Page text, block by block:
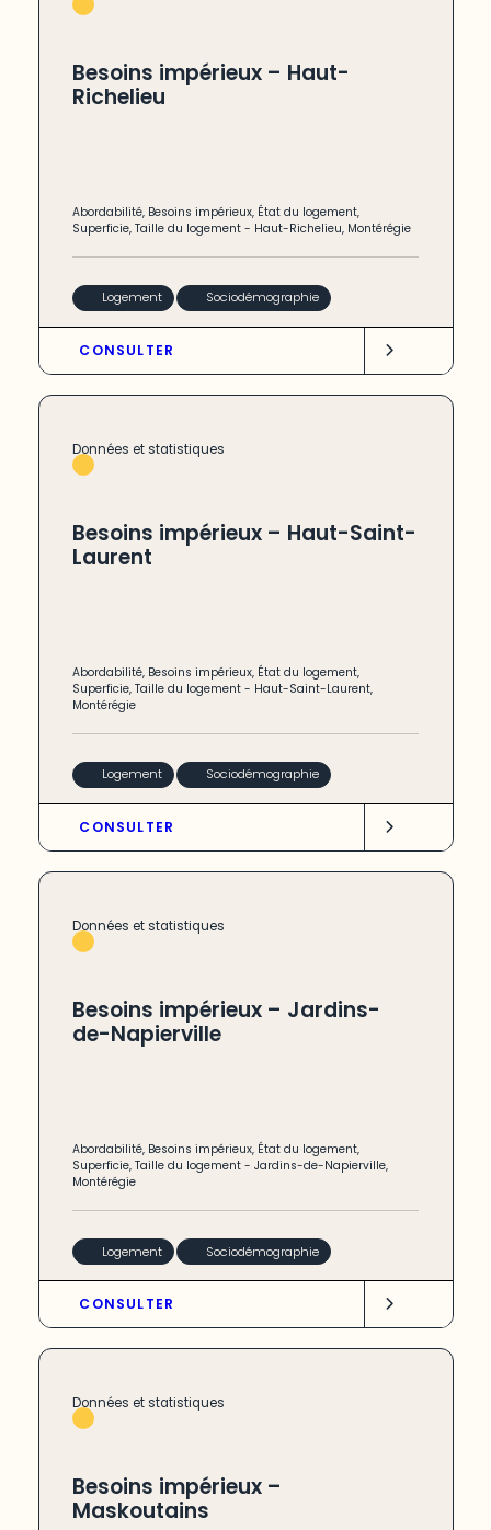
Besoins impérieux – Haut-
Richelieu
Abordabilité, Besoins impérieux, État du logement,
Superficie,Taille du logement - Haut-Richelieu, Montérégie
Logement Sociodémographie
CONSULTER
Données et statistiques
Besoins impérieux – Haut-Saint-
Laurent
Abordabilité, Besoins impérieux, État du logement,
Superficie,Taille du logement - Haut-Saint-Laurent,
Montérégie
Logement Sociodémographie
CONSULTER
Données et statistiques
Besoins impérieux – Jardins-
de-Napierville
Abordabilité, Besoins impérieux, État du logement,
Superficie,Taille du logement -Jardins-de-Napierville,
Montérégie
Logement Sociodémographie
CONSULTER
Données et statistiques
Besoins impérieux –
Maskoutains